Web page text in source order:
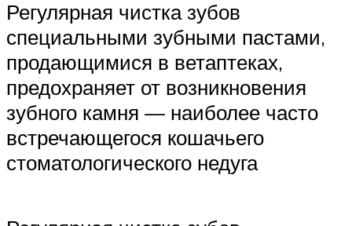
Регулярная чистка зубов
специальными зубными пастами,
продающимися в ветаптеках,
предохраняет от возникновения
зубного камня — наиболее часто
встречающегося кошачьего
стоматологического недуга